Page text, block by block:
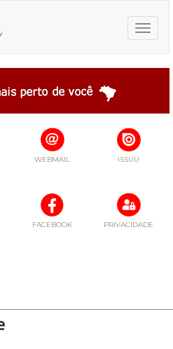
Toggle
WEBMAIL ISSUU
FACEBOOK PRIVACIDADE